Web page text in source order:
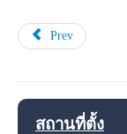
Prev
สถานที่ตั้ง